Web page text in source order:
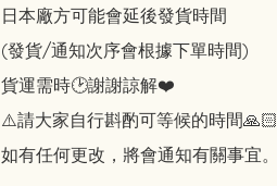
日本廠方可能會延後發貨時間
(發貨/通知次序會根據下單時間)
貨運需時🕑謝謝諒解❤️
⚠️請大家自行斟酌可等候的時間🙏🏻
如有任何更改，將會通知有關事宜。